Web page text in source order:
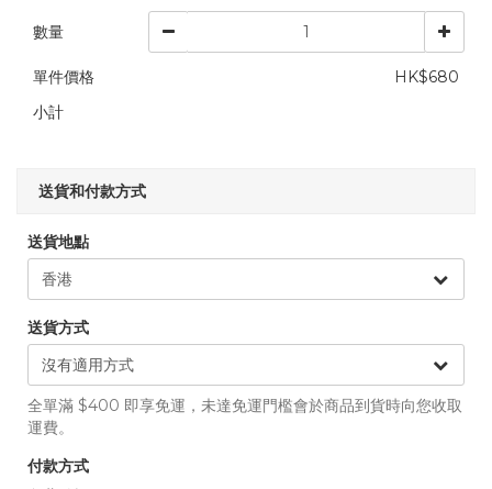
數量
單件價格
HK$680
小計
送貨和付款方式
送貨地點
送貨方式
全單滿 $400 即享免運，未達免運門檻會於商品到貨時向您收取
運費。
付款方式